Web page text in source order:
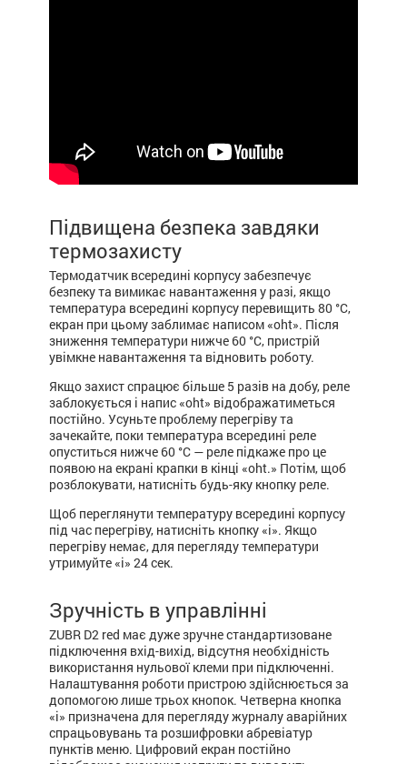
Підвищена безпека завдяки
термозахисту
Термодатчик всередині корпусу забезпечує
безпеку та вимикає навантаження у разі, якщо
температура всередині корпусу перевищить 80 °С,
екран при цьому заблимає написом «oht». Після
зниження температури нижче 60 °С, пристрій
увімкне навантаження та відновить роботу.
Якщо захист спрацює більше 5 разів на добу, реле
заблокується і напис «oht» відображатиметься
постійно. Усуньте проблему перегріву та
зачекайте, поки температура всередині реле
опуститься нижче 60 °С — реле підкаже про це
появою на екрані крапки в кінці «oht.» Потім, щоб
розблокувати, натисніть будь-яку кнопку реле.
Щоб переглянути температуру всередині корпусу
під час перегріву, натисніть кнопку «i». Якщо
перегріву немає, для перегляду температури
утримуйте «i» 24 сек.
Зручність в управлінні
ZUBR D2 red має дуже зручне стандартизоване
підключення вхід-вихід, відсутня необхідність
використання нульової клеми при підключенні.
Налаштування роботи пристрою здійснюється за
допомогою лише трьох кнопок. Четверна кнопка
«i» призначена для перегляду журналу аварійних
спрацьовувань та розшифровки абревіатур
пунктів меню. Цифровий екран постійно